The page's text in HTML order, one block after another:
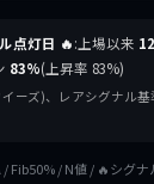
点灯日 🔥:上場以来
83%(上昇率 83%)
イーズ)、レアシグナル
/ Fib50% / N値 / 🔥シグナ